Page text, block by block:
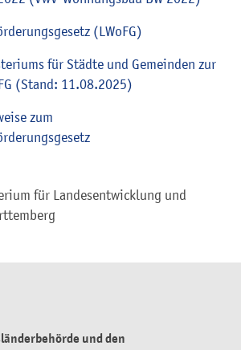
und den
(LWoFG)
für Städte und Gemeinden zur
(Stand: 11.08.2025)
zum
für Landesentwicklung und